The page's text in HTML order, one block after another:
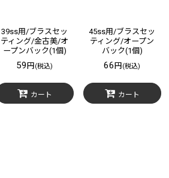
39ss用/ブラスセッ
ティング/金古美/オ
ープンバック(1個)
59円 (税込)
カート
45ss用/ブラスセッ
ティング/オープン
バック(1個)
66円 (税込)
カート